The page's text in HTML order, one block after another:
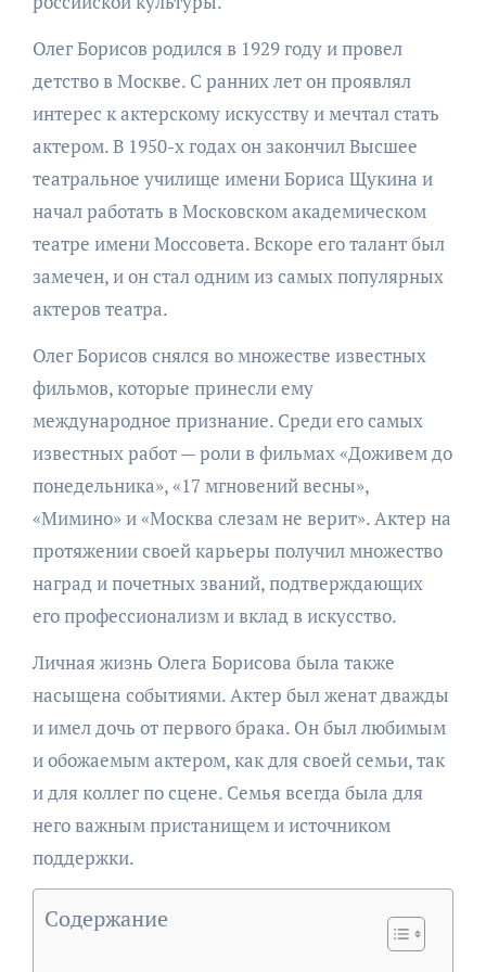
Олег Борисов родился в 1929 году и провел
детство в Москве. С ранних лет он проявлял
интерес к актерскому искусству и мечтал стать
актером. В 1950-х годах он закончил Высшее
театральное училище имени Бориса Щукина и
начал работать в Московском академическом
театре имени Моссовета. Вскоре его талант был
замечен, и он стал одним из самых популярных
актеров театра.
Олег Борисов снялся во множестве известных
фильмов, которые принесли ему
международное признание. Среди его самых
известных работ — роли в фильмах «Доживем до
понедельника», «17 мгновений весны»,
«Мимино» и «Москва слезам не верит». Актер на
протяжении своей карьеры получил множество
наград и почетных званий, подтверждающих
его профессионализм и вклад в искусство.
Личная жизнь Олега Борисова была также
насыщена событиями. Актер был женат дважды
и имел дочь от первого брака. Он был любимым
и обожаемым актером, как для своей семьи, так
и для коллег по сцене. Семья всегда была для
него важным пристанищем и источником
поддержки.
Содержание